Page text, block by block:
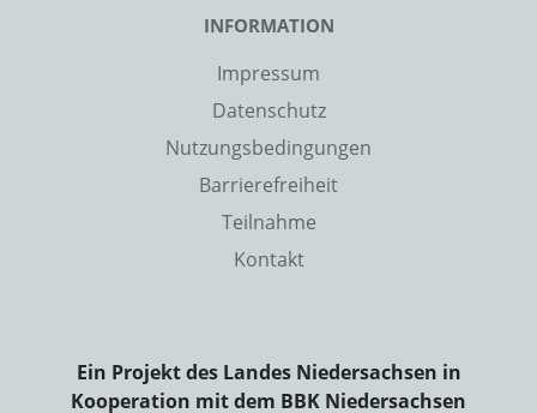
INFORMATION
Impressum
Datenschutz
Nutzungsbedingungen
Barrierefreiheit
Teilnahme
Kontakt
Ein Projekt des Landes Niedersachsen in
Kooperation mit dem BBK Niedersachsen